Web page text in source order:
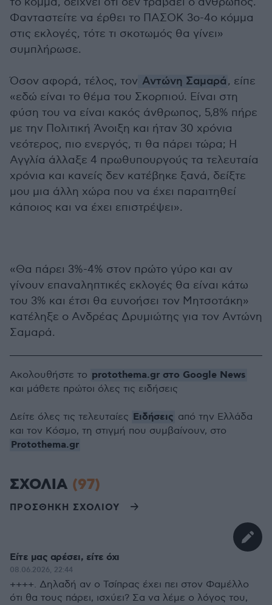
Φανταστείτε να έρθει το ΠΑΣΟΚ 3ο-4ο κόμμα
στις εκλογές, τότε τι σκοτωμός θα γίνει»
συμπλήρωσε.
Όσον αφορά, τέλος, τον Αντώνη Σαμαρά, είπε
«εδώ είναι το θέμα του Σκορπιού. Είναι στη
φύση του να είναι κακός άνθρωπος, 5,8% πήρε
με την Πολιτική Άνοιξη και ήταν 30 χρόνια
νεότερος, πιο ενεργός, τι θα πάρει τώρα; Η
Αγγλία άλλαξε 4 πρωθυπουργούς τα τελευταία
χρόνια και κανείς δεν κατέβηκε ξανά, δείξτε
μου μια άλλη χώρα που να έχει παραιτηθεί
κάποιος και να έχει επιστρέψει».
«Θα πάρει 3%-4% στον πρώτο γύρο και αν
γίνουν επαναληπτικές εκλογές θα είναι κάτω
του 3% και έτσι θα ευνοήσει τον Μητσοτάκη»
κατέληξε ο Ανδρέας Δρυμιώτης για τον Αντώνη
Σαμαρά.
Ακολουθήστε το protothema.gr στο Google News
και μάθετε πρώτοι όλες τις ειδήσεις
Δείτε όλες τις τελευταίες Ειδήσεις από την Ελλάδα
και τον Κόσμο, τη στιγμή που συμβαίνουν, στο
Protothema.gr
ΣΧΟΛΙΑ (97)
ΠΡΟΣΘΗΚΗ ΣΧΟΛΙΟΥ
Είτε μας αρέσει, είτε όχι
08.06.2026, 22:44
++++. Δηλαδή αν ο Τσίπρας έχει πει στον Φαμέλλο
ότι θα τους πάρει, ισχύει? Σα να λέμε ο λόγος του,